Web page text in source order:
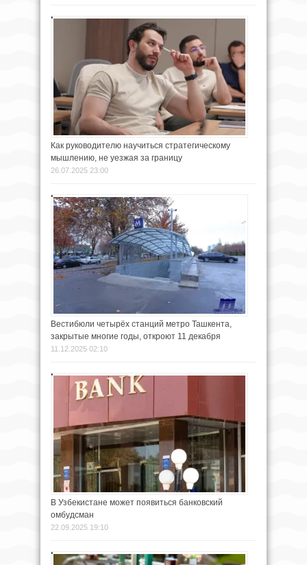
Как руководителю научиться стратегическому
мышлению, не уезжая за границу
26.07.2025 23:00
Вестибюли четырёх станций метро Ташкента,
закрытые многие годы, откроют 11 декабря
11.12.2025 02:10
В Узбекистане может появиться банковский
омбудсман
22.09.2025 19:10